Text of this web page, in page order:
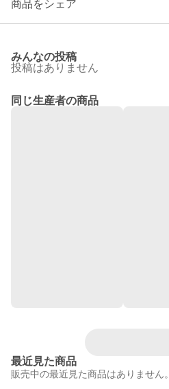
商品をシェア
みんなの投稿
投稿はありません
同じ生産者の商品
最近見た商品
販売中の最近見た商品はありません。